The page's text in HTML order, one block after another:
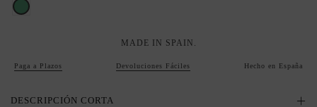
Verde
MADE IN SPAIN.
Paga a Plazos Devoluciones Fáciles Hecho en España
DESCRIPCIÓN CORTA